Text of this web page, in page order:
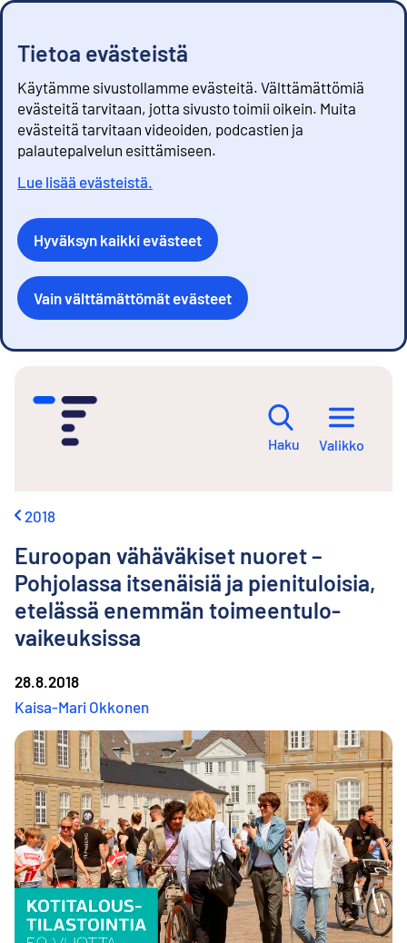
Tietoa evästeistä
Käytämme sivustollamme evästeitä. Välttämättömiä
evästeitä tarvitaan, jotta sivusto toimii oikein. Muita
evästeitä tarvitaan videoiden, podcastien ja
palautepalvelun esittämiseen.
Lue lisää evästeistä.
Hyväksyn kaikki evästeet
Vain välttämättömät evästeet
Haku Valikko
2018
Euroopan vähäväkiset nuoret –
Pohjolassa itsenäisiä ja pieni­tuloisia,
etelässä enemmän toimeentulo­
vaikeuksissa
28.8.2018
Kaisa-Mari Okkonen